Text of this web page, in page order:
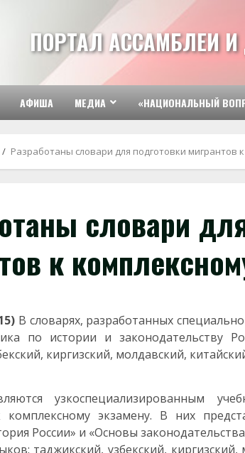
ПОРТАЛ АССАМБЛЕИ
АФИША МЕДИА «НАЦИОНАЛЬНЫЙ
Разработаны словари для подготовки мигрантов
словари
к
В словарях, разработанных
по истории и законодательству
киргизский, молдавский,
узкоспециализированным
экзамену. В них
России» и «Основы
таджикский, узбекский,